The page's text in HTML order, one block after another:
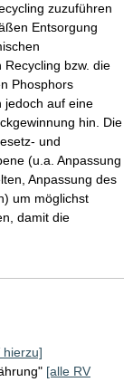
zuzuführen
Entsorgung
bzw. die
Phosphors
jedoch auf eine
hin. Die
und
(u.a. Anpassung
Anpassung des
um möglichst
damit die
hierzu]
[alle RV